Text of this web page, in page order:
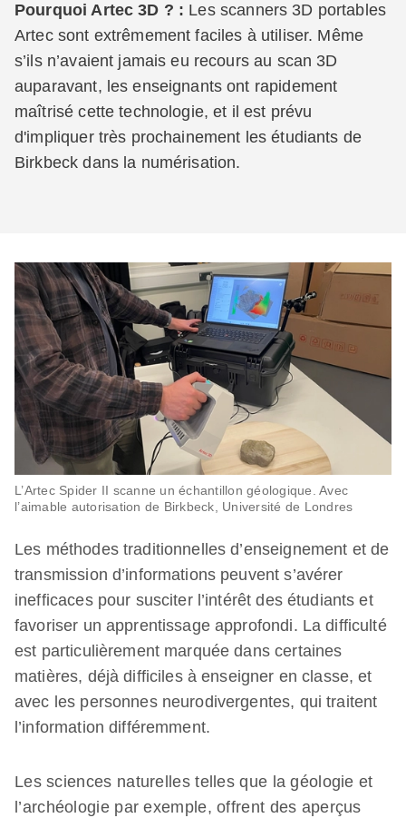
Pourquoi Artec 3D ? : Les scanners 3D portables
Artec sont extrêmement faciles à utiliser. Même
s’ils n’avaient jamais eu recours au scan 3D
auparavant, les enseignants ont rapidement
maîtrisé cette technologie, et il est prévu
d'impliquer très prochainement les étudiants de
Birkbeck dans la numérisation.
L’Artec Spider II scanne un échantillon géologique. Avec
l’aimable autorisation de Birkbeck, Université de Londres
Les méthodes traditionnelles d’enseignement et de
transmission d’informations peuvent s’avérer
inefficaces pour susciter l’intérêt des étudiants et
favoriser un apprentissage approfondi. La difficulté
est particulièrement marquée dans certaines
matières, déjà difficiles à enseigner en classe, et
avec les personnes neurodivergentes, qui traitent
l’information différemment.
Les sciences naturelles telles que la géologie et
l’archéologie par exemple, offrent des aperçus